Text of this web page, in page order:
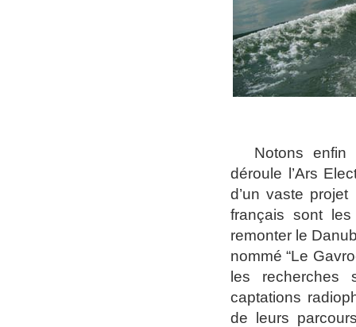
Notons enfin
déroule l’Ars
d’un vaste
français sont
remonter le
nommé “Le
les recherches
captations
de leurs